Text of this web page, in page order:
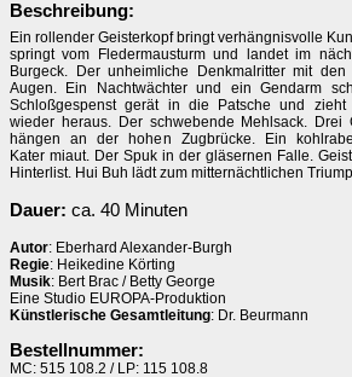
Beschreibung:
Ein rollender Geisterkopf bringt verhängnisvolle
springt vom Fledermausturm und landet im
Burgeck. Der unheimliche Denkmalritter mit den
Augen. Ein Nachtwächter und ein Gendarm
Schloßgespenst gerät in die Patsche und zieht
wieder heraus. Der schwebende Mehlsack. Drei
hängen an der hohen Zugbrücke. Ein
Kater miaut. Der Spuk in der gläsernen Falle.
Hinterlist. Hui Buh lädt zum mitternächtlichen
Dauer: ca. 40 Minuten
Autor: Eberhard Alexander-Burgh
Regie: Heikedine Körting
Musik: Bert Brac / Betty George
Eine Studio EUROPA-Produktion
Künstlerische Gesamtleitung: Dr. Beurmann
Bestellnummer:
MC: 515 108.2 / LP: 115 108.8